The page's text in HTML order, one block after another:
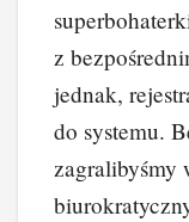
z
jednak,
do systemu.
zagralibyśmy